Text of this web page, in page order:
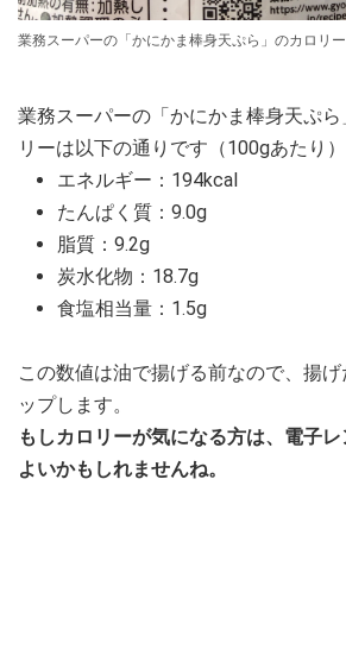
業務スーパーの「かにかま棒身天ぷら」のカロリ
業務スーパーの「かにかま棒身天ぷ
リーは以下の通りです（100gあたり）
エネルギー：194kcal
たんぱく質：9.0g
脂質：9.2g
炭水化物：18.7g
食塩相当量：1.5g
この数値は油で揚げる前なので、揚
ップします。
もしカロリーが気になる方は、電子
よいかもしれませんね。